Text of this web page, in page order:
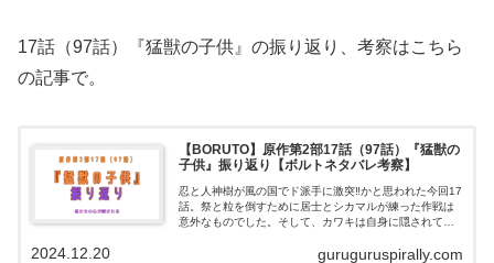
17話（97話）『猛獣の子供』の振り返り、考察はこちら
の記事で。
【BORUTO】原作第2部17話（97話）『猛獣の
子供』振り返り【ボルトネタバレ考察】
忍と人神樹が風の国でド派手に激突‼かと思われた今回17
話。祭と粒を倒すために居士とシカマルが練った作戦は
意外なものでした。そして、カワキは自身に隠されてい
つ、一連の流れをわかりやすく振り返ります。
guruguruspirally.com
2024.12.20